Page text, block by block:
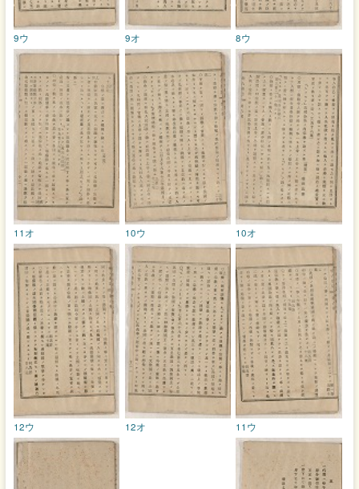
8ウ
9オ
9ウ
10オ
10ウ
11オ
11ウ
12オ
12ウ